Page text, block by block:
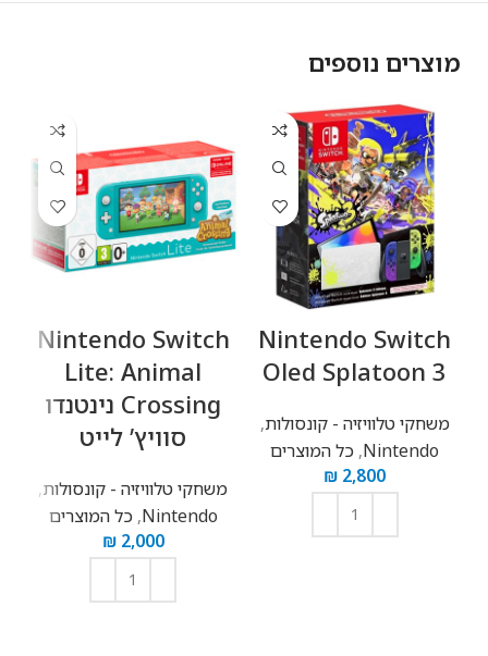
מוצרים נוספים
Nintendo Switch
Oled Splatoon 3
משחקי טלוויזיה - קונסולות,
Nintendo
, כל המוצרים
₪ 2,800
Nintendo Switch
Lite: Animal
Crossing נינטנדו
סוויץ’ לייט
משחקי טלוויזיה - קונסולות,
Nintendo
,כל המוצרים
₪2,000